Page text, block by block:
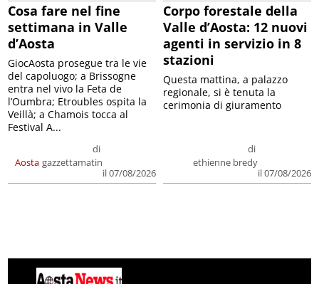
Cosa fare nel fine
settimana in Valle
d’Aosta
Aosta
di
gazzettamatin
il 07/08/2026
GiocAosta prosegue tra le vie
del capoluogo; a Brissogne
entra nel vivo la Feta de
l’Oumbra; Etroubles ospita la
Veillà; a Chamois tocca al
Festival A...
Corpo forestale della
Valle d’Aosta: 12 nuovi
agenti in servizio in 8
stazioni
di
ethienne bredy
il 07/08/2026
Questa mattina, a palazzo
regionale, si è tenuta la
cerimonia di giuramento